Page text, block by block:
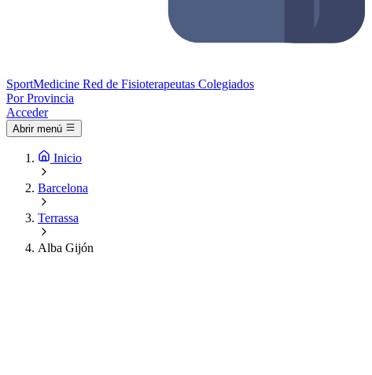
SportMedicine Red de Fisioterapeutas Colegiados
Por Provincia
Acceder
Abrir menú
Inicio
Barcelona
Terrassa
Alba Gijón